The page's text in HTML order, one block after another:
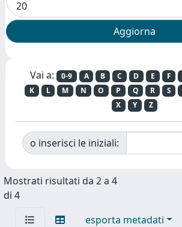
Vai a: 0-9 A B C D E F
K
L M N O P Q R S
X
Y Z
o inserisci le iniziali:
Mostrati risultati da 2 a 4
di 4
esporta metadati